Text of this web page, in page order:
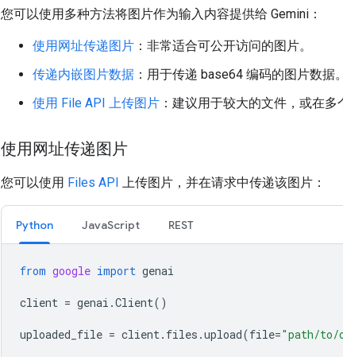
您可以使用多种方法将图片作为输入内容提供给 Gemini：
使用网址传递图片 ：非常适合可公开访问的图片。
传递内嵌图片数据 ：用于传递 base64 编码的图片数据。
使用 File API 上传图片 ：建议用于较大的文件，或在多
使用网址传递图片
您可以使用 Files API 上传图片，并在请求中传递该图片：
Python JavaScript REST
from google import genai
client = genai .Client()
uploaded_file = client. files .upload(file="path/to/